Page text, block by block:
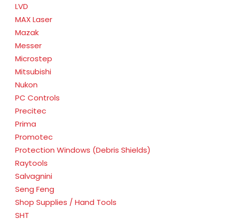
LVD
MAX Laser
Mazak
Messer
Microstep
Mitsubishi
Nukon
PC Controls
Precitec
Prima
Promotec
Protection Windows (Debris Shields)
Raytools
Salvagnini
Seng Feng
Shop Supplies / Hand Tools
SHT